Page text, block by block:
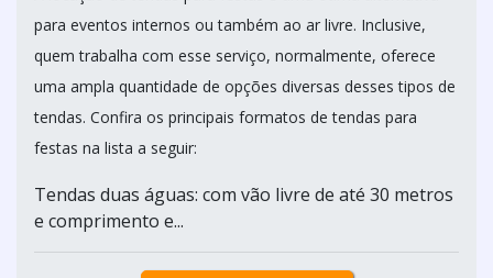
para eventos internos ou também ao ar livre. Inclusive,
quem trabalha com esse serviço, normalmente, oferece
uma ampla quantidade de opções diversas desses tipos de
tendas. Confira os principais formatos de tendas para
festas na lista a seguir:
Tendas duas águas: com vão livre de até 30 metros
e comprimento e...